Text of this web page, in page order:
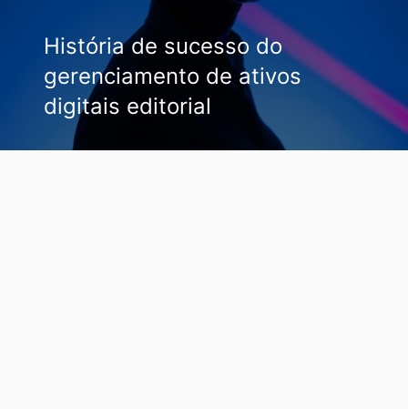
História de sucesso do
gerenciamento de ativos
digitais editorial